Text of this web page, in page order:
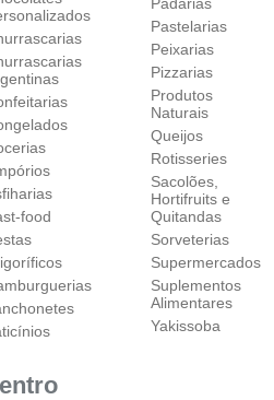
food
Pastelarias
Peixarias
Pizzarias
Produtos
Naturais
Queijos
Rotisseries
Sacolões,
Hortifruits e
Quitandas
Sorveterias
Supermercados
Suplementos
Alimentares
Yakissoba